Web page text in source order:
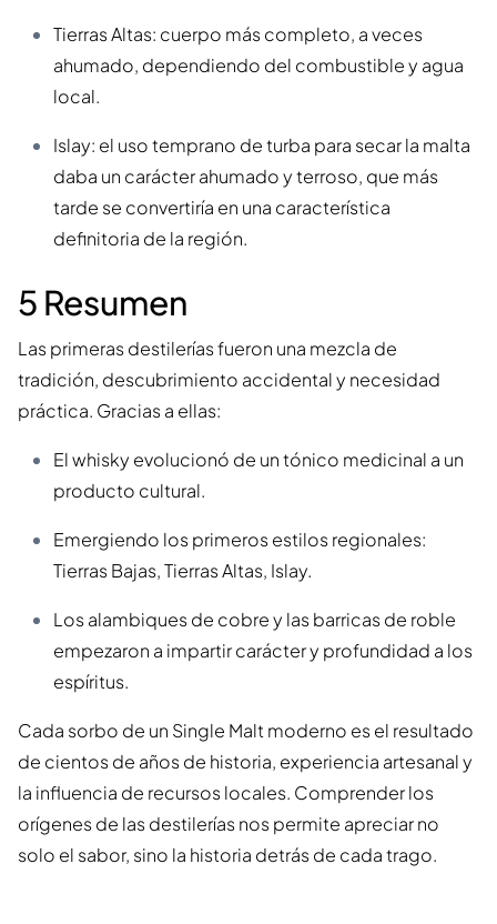
Tierras Altas: cuerpo más completo, a veces
ahumado, dependiendo del combustible y agua
local.
Islay: el uso temprano de turba para secar la malta
daba un carácter ahumado y terroso, que más
tarde se convertiría en una característica
definitoria de la región.
5 Resumen
Las primeras destilerías fueron una mezcla de
tradición, descubrimiento accidental y necesidad
práctica. Gracias a ellas:
El whisky evolucionó de un tónico medicinal a un
producto cultural.
Emergiendo los primeros estilos regionales:
Tierras Bajas, Tierras Altas, Islay.
Los alambiques de cobre y las barricas de roble
empezaron a impartir carácter y profundidad a los
espíritus.
Cada sorbo de un Single Malt moderno es el resultado
de cientos de años de historia, experiencia artesanal y
la influencia de recursos locales. Comprender los
orígenes de las destilerías nos permite apreciar no
solo el sabor, sino la historia detrás de cada trago.